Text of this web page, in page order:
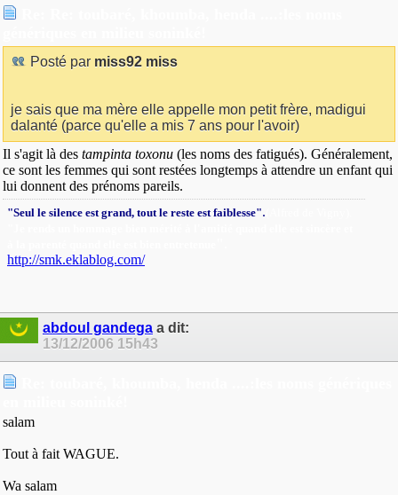
Posté par miss92 miss
je sais que ma mère elle appelle mon petit frère, madigui
dalanté (parce qu'elle a mis 7 ans pour l'avoir)
Il s'agit là des tampinta toxonu (les noms des fatigués). Généralement,
ce sont les femmes qui sont restées longtemps à attendre un enfant qui
lui donnent des prénoms pareils.
"Seul le silence est grand, tout le reste est faiblesse".
http://smk.eklablog.com/
abdoul gandega a dit:
13/12/2006 15h43
salam
Tout à fait WAGUE.
Wa salam